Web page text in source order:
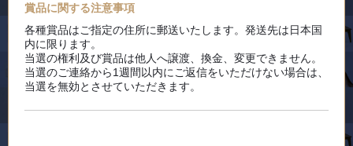
賞品に関する注意事項
各種賞品はご指定の住所に郵送いたします。発送先は日本国
内に限ります。
当選の権利及び賞品は他人へ譲渡、換金、変更できません。
当選のご連絡から1週間以内にご返信をいただけない場合は、
当選を無効とさせていただきます。